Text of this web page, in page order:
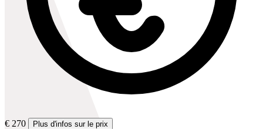
€ 270 Plus d'infos sur le prix